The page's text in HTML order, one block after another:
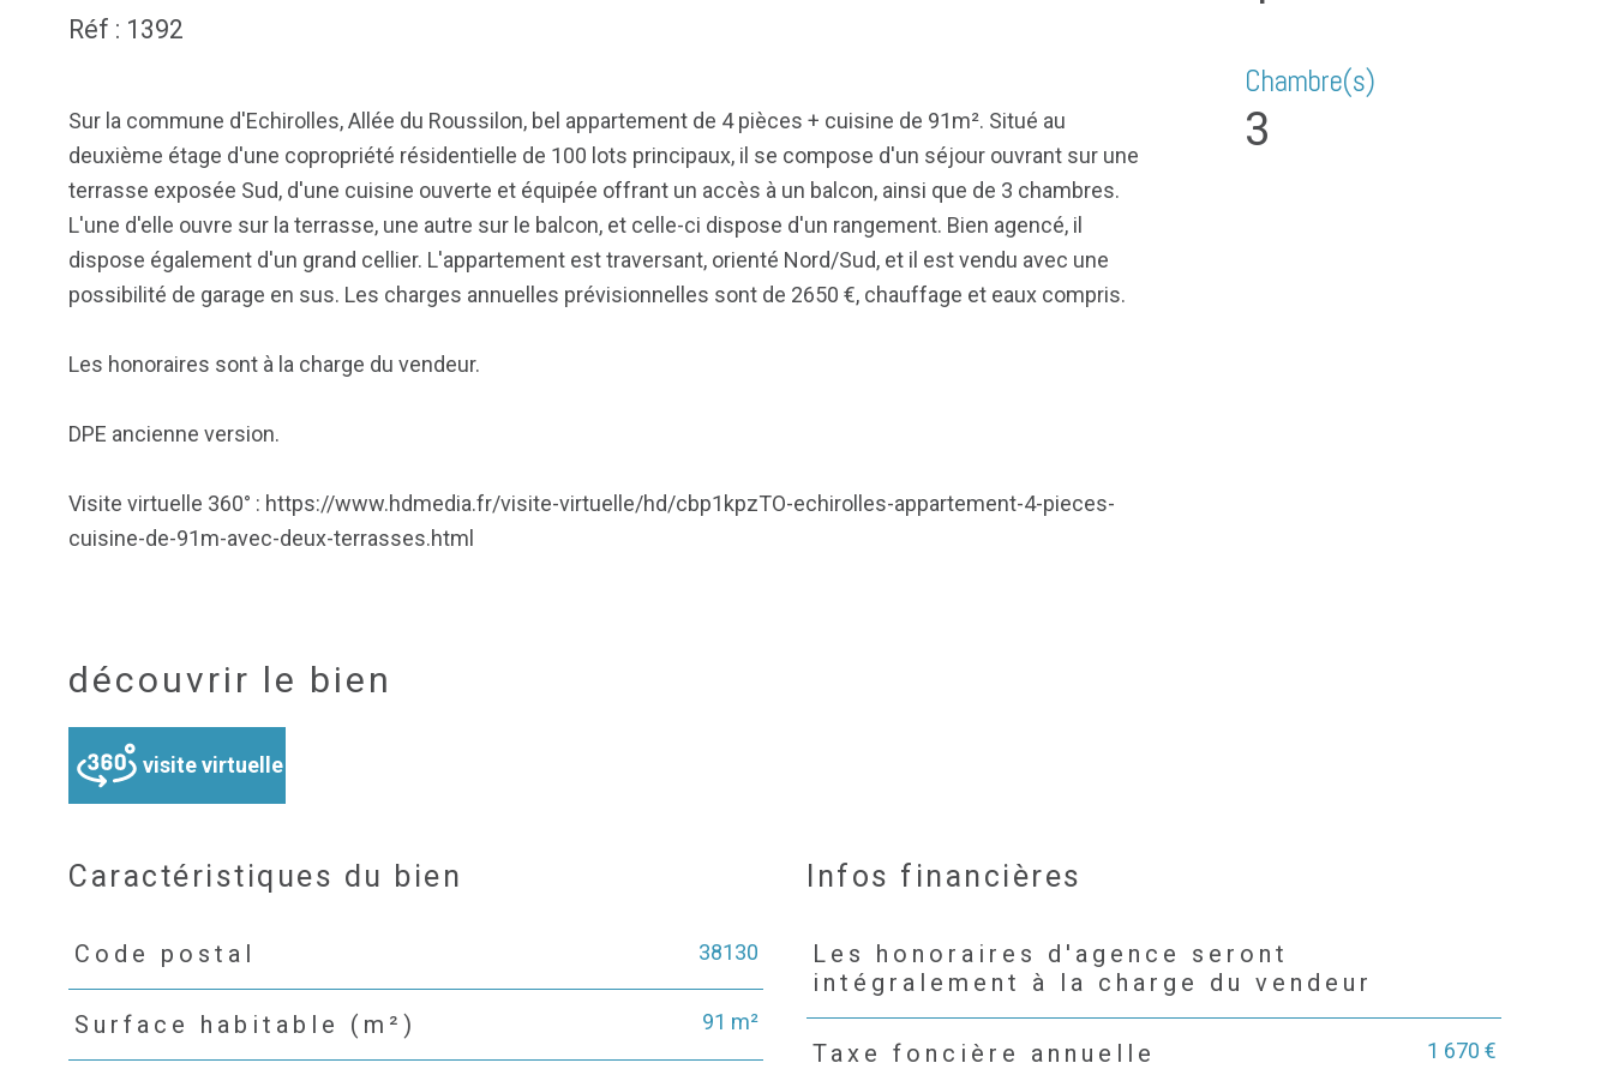
Réf : 1392
Sur la commune d'Echirolles, Allée du Roussilon, bel appartement de 4 pièces + cuisine de 91m². Situé au
deuxième étage d'une copropriété résidentielle de 100 lots principaux, il se compose d'un séjour ouvrant sur une
terrasse exposée Sud, d'une cuisine ouverte et équipée offrant un accès à un balcon, ainsi que de 3 chambres.
L'une d'elle ouvre sur la terrasse, une autre sur le balcon, et celle-ci dispose d'un rangement. Bien agencé, il
dispose également d'un grand cellier. L'appartement est traversant, orienté Nord/Sud, et il est vendu avec une
possibilité de garage en sus. Les charges annuelles prévisionnelles sont de 2650 €, chauffage et eaux compris.
Les honoraires sont à la charge du vendeur.
DPE ancienne version.
Visite virtuelle 360° : https://www.hdmedia.fr/visite-virtuelle/hd/cbp1kpzTO-echirolles-appartement-4-pieces-
cuisine-de-91m-avec-deux-terrasses.html
découvrir le bien
visite virtuelle
Chambre(s)
3
Caractéristiques du bien
Caractéristiques
Code postal 38130
Surface habitable (m²) 91 m²
Infos financières
Caractéristiques Valeurs
Les honoraires d'agence seront
intégralement à la charge du vendeur
Taxe foncière annuelle 1 670 €